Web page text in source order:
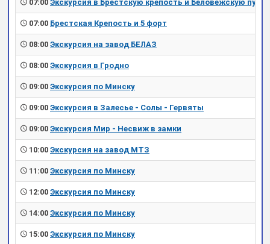
07:00 Экскурсия в Брестскую крепость и Беловежскую пущу
07:00 Брестская Крепость и 5 форт
08:00 Экскурсия на завод БЕЛАЗ
08:00 Экскурсия в Гродно
09:00 Экскурсия по Минску
09:00 Экскурсия в Залесье - Солы - Гервяты
09:00 Экскурсия Мир - Несвиж в замки
10:00 Экскурсия на завод МТЗ
11:00 Экскурсия по Минску
12:00 Экскурсия по Минску
14:00 Экскурсия по Минску
15:00 Экскурсия по Минску